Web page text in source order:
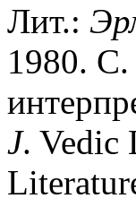
Лит.:
1980.
J. Vedic